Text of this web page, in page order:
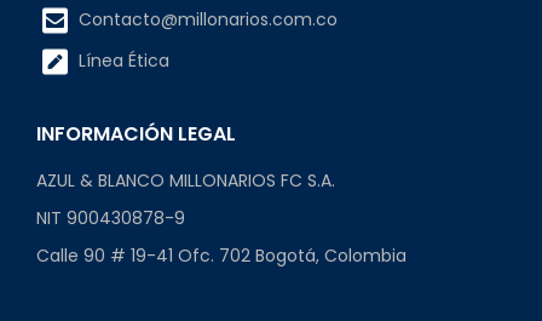
Contacto@millonarios.com.co
Línea Ética
INFORMACIÓN LEGAL
AZUL & BLANCO MILLONARIOS FC S.A.
NIT 900430878-9
Calle 90 # 19-41 Ofc. 702 Bogotá, Colombia